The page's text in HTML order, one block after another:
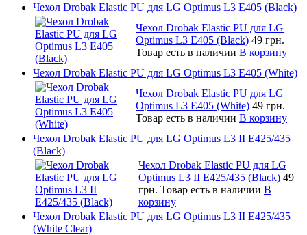
Чехол Drobak Elastic PU для LG Optimus L3 E405 (Black)
Чехол Drobak Elastic PU для LG
Optimus L3 E405 (Black) 49 грн.
Товар есть в наличии В корзину
Чехол Drobak Elastic PU для LG Optimus L3 E405 (White)
Чехол Drobak Elastic PU для LG
Optimus L3 E405 (White) 49 грн.
Товар есть в наличии В корзину
Чехол Drobak Elastic PU для LG Optimus L3 II E425/435
(Black)
Чехол Drobak Elastic PU для LG
Optimus L3 II E425/435 (Black) 49
грн. Товар есть в наличии В
корзину
Чехол Drobak Elastic PU для LG Optimus L3 II E425/435
(White Сlear)